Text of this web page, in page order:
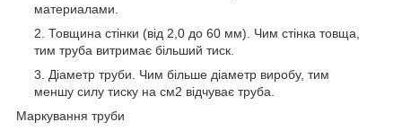
материалами.
Товщина стінки (від 2,0 до 60 мм). Чим стінка товща,
тим труба витримає більший тиск.
Діаметр труби. Чим більше діаметр виробу, тим
меншу силу тиску на см2 відчуває труба.
Маркування труби